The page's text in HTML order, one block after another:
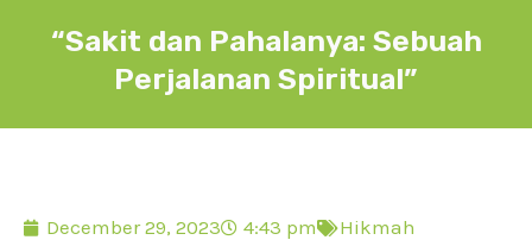
“Sakit dan Pahalanya: Sebuah
Perjalanan Spiritual”
December 29, 2023 4:43 pm Hikmah